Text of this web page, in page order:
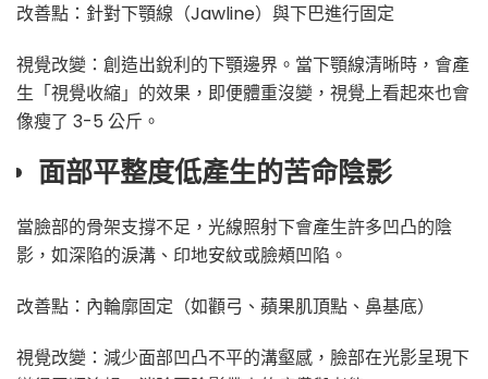
改善點：針對下顎線（Jawline）與下巴進行固定
視覺改變：創造出銳利的下顎邊界。當下顎線清晰時，會產
生「視覺收縮」的效果，即便體重沒變，視覺上看起來也會
像瘦了 3-5 公斤。
面部平整度低產生的苦命陰影
當臉部的骨架支撐不足，光線照射下會產生許多凹凸的陰
影，如深陷的淚溝、印地安紋或臉頰凹陷。
改善點：內輪廓固定（如顴弓、蘋果肌頂點、鼻基底）
視覺改變：減少面部凹凸不平的溝壑感，臉部在光影呈現下